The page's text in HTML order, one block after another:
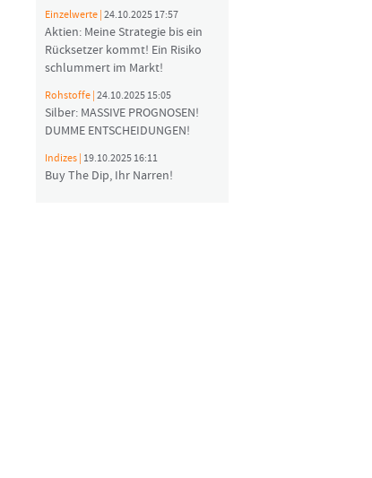
Einzelwerte | 24.10.2025 17:57
Aktien: Meine Strategie bis ein
Rücksetzer kommt! Ein Risiko
schlummert im Markt!
Rohstoffe | 24.10.2025 15:05
Silber: MASSIVE PROGNOSEN!
DUMME ENTSCHEIDUNGEN!
Indizes | 19.10.2025 16:11
Buy The Dip, Ihr Narren!